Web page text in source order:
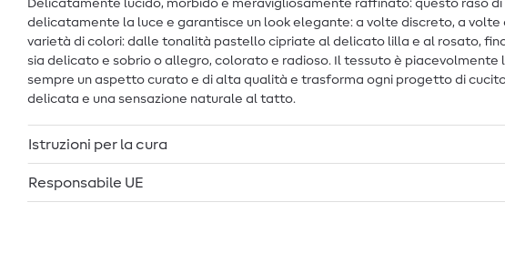
Delicatamente lucido, morbido e meravigliosamente raffinato: questo raso
delicatamente la luce e garantisce un look elegante: a volte discreto, a
varietà di colori: dalle tonalità pastello cipriate al delicato lilla e al rosato,
sia delicato e sobrio o allegro, colorato e radioso. Il tessuto è
sempre un aspetto curato e di alta qualità e trasforma ogni progetto di
delicata e una sensazione naturale al tatto.
Istruzioni per la cura
Responsabile UE